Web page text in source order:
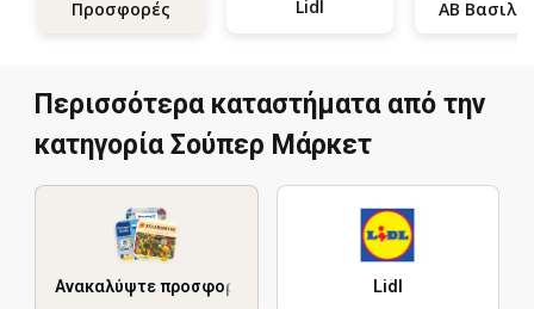
Προσφορές Lidl
Περισσότερα καταστήματα από την
κατηγορία Σούπερ Μάρκετ
Ανακαλύψτε προσφορές Lidl